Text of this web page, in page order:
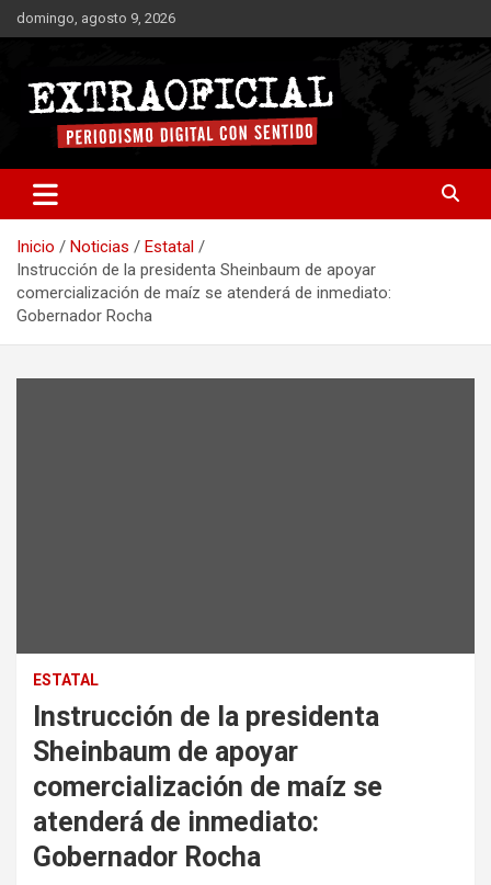
Saltar
al
domingo, agosto 9, 2026
Extraoficial
Inicio Noticias
Estatal
Instrucción de la presidenta Sheinbaum de apoyar
comercialización de maíz se atenderá de inmediato:
Gobernador Rocha
ESTATAL
Instrucción de la presidenta
Sheinbaum de apoyar
comercialización de maíz se
atenderá de inmediato:
Gobernador Rocha